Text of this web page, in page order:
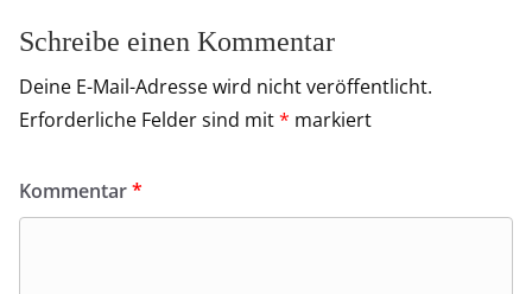
Schreibe einen Kommentar
Deine E-Mail-Adresse wird nicht veröffentlicht.
Erforderliche Felder sind mit* markiert
Kommentar*